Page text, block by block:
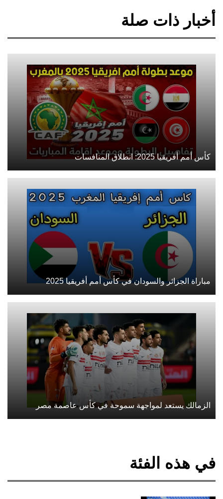
أخبار ذات صلة
كأس أمم أفريقيا 2025: انطلاق المنافسات
مباراة الجزائر والسودان في كأس أمم أفريقيا 2025
الزمالك يستعد لمواجهة سموحة في كأس عاصمة مصر
في هذه الفئة